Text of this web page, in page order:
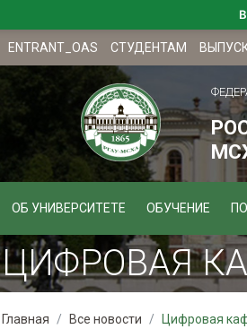
ENTRANT_OAS СТУДЕНТАМ
ОБ УНИВЕРСИТЕТЕ ОБУЧЕНИЕ
ЦИФРОВАЯ
Главная Все новости Цифровая